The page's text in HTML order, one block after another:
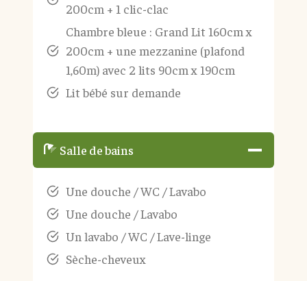
200cm + 1 clic-clac
Chambre bleue : Grand Lit 160cm x
200cm + une mezzanine (plafond
1,60m) avec 2 lits 90cm x 190cm
Lit bébé sur demande
Salle de bains
Une douche / WC / Lavabo
Une douche / Lavabo
Un lavabo / WC / Lave-linge
Sèche-cheveux